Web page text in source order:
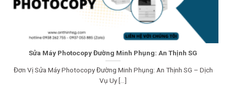
Sửa Máy Photocopy Đường Minh Phụng: An Thịnh SG
Đơn Vị Sửa Máy Photocopy Đường Minh Phụng: An Thịnh SG – Dịch
Vụ Uy [...]